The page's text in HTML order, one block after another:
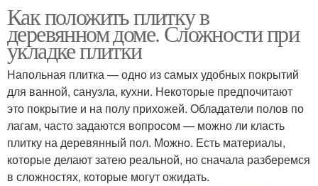
Как положить плитку в
деревянном доме. Сложности при
укладке плитки
Напольная плитка — одно из самых удобных покрытий
для ванной, санузла, кухни. Некоторые предпочитают
это покрытие и на полу прихожей. Обладатели полов по
лагам, часто задаются вопросом — можно ли класть
плитку на деревянный пол. Можно. Есть материалы,
которые делают затею реальной, но сначала разберемся
в сложностях, которые могут ожидать.